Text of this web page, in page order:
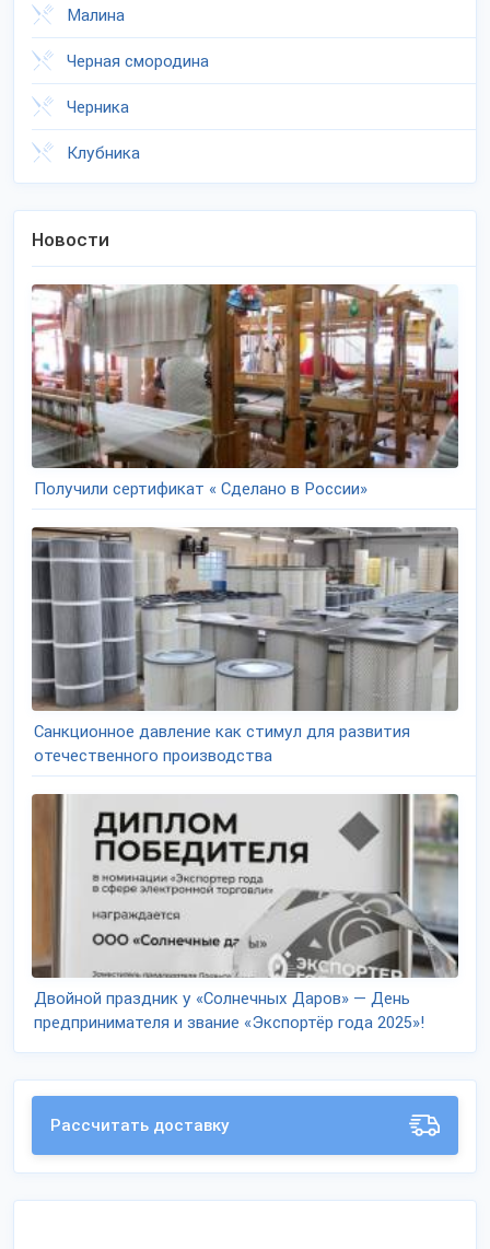
Малина
Черная смородина
Черника
Клубника
Новости
Получили сертификат « Сделано в России»
Санкционное давление как стимул для развития
отечественного производства
Двойной праздник у «Солнечных Даров» — День
предпринимателя и звание «Экспортёр года 2025»!
Рассчитать доставку